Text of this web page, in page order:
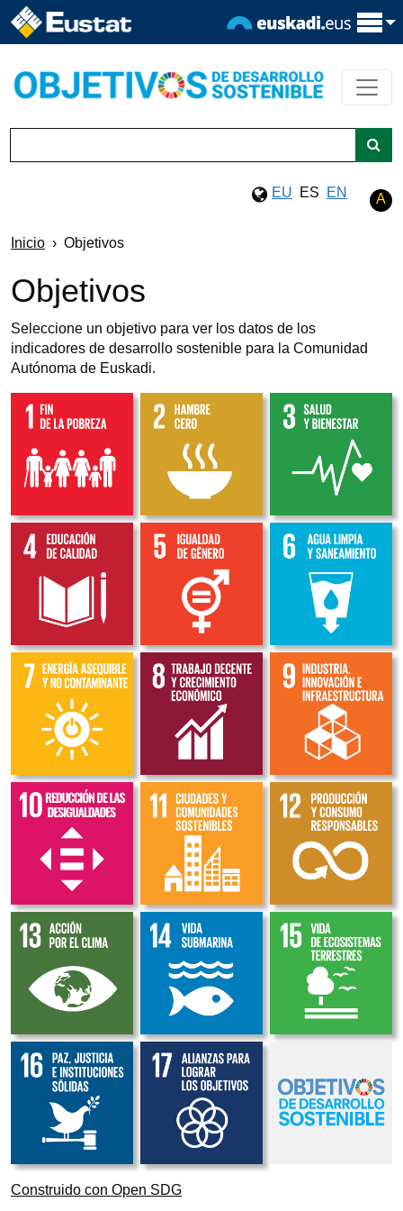
EU ES EN A
Inicio Objetivos
Objetivos
Seleccione un objetivo para ver los datos de los
indicadores de desarrollo sostenible para la Comunidad
Autónoma de Euskadi.
Construido con Open SDG